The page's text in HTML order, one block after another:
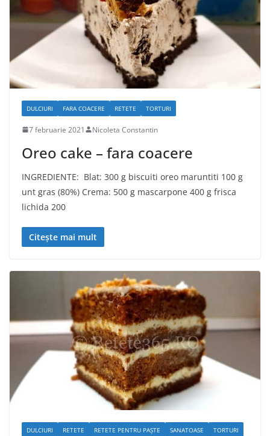
DULCIURI FARA COACERE RETETE TORTURI
7 februarie 2021 Nicoleta Constantin
Oreo cake – fara coacere
INGREDIENTE: Blat: 300 g biscuiti oreo maruntiti 100 g
unt gras (80%) Crema: 500 g mascarpone 400 g frisca
lichida 200
Citește mai mult
DULCIURI RETETE RETETE PENTRU PAȘTE SANATOASE TORTURI